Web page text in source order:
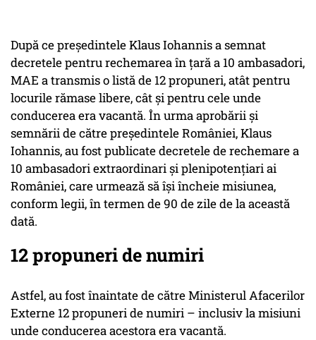
După ce președintele Klaus Iohannis a semnat
decretele pentru rechemarea în țară a 10 ambasadori,
MAE a transmis o listă de 12 propuneri, atât pentru
locurile rămase libere, cât și pentru cele unde
conducerea era vacantă. În urma aprobării și
semnării de către președintele României, Klaus
Iohannis, au fost publicate decretele de rechemare a
10 ambasadori extraordinari și plenipotențiari ai
României, care urmează să își încheie misiunea,
conform legii, în termen de 90 de zile de la această
dată.
12 propuneri de numiri
Astfel, au fost înaintate de către Ministerul Afacerilor
Externe 12 propuneri de numiri – inclusiv la misiuni
unde conducerea acestora era vacantă.